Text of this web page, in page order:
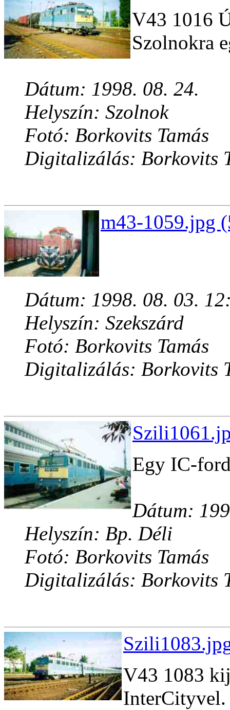
V43 1016
Szolnokra
Dátum: 1998. 08. 24.
Helyszín: Szolnok
Fotó: Borkovits Tamás
Digitalizálás: Borkovits
m43-1059.jpg
Dátum: 1998. 08. 03.
Helyszín: Szekszárd
Fotó: Borkovits Tamás
Digitalizálás: Borkovits
Egy IC-
Dátum:
Helyszín: Bp. Déli
Fotó: Borkovits Tamás
Digitalizálás: Borkovits
V43 1083
InterCityvel.